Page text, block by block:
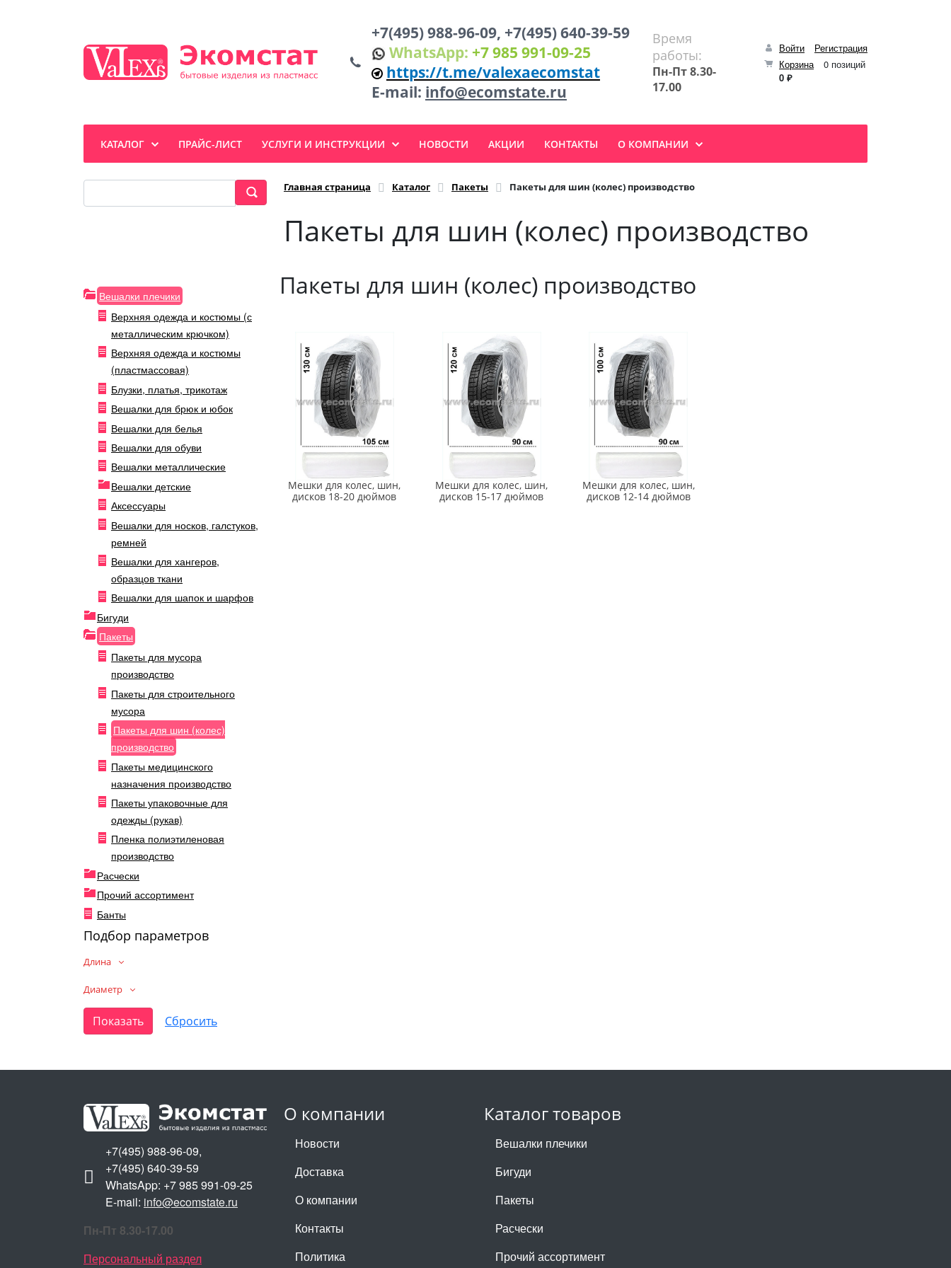
Войти
Регистрация
Корзина
0 позиций
0 ₽
+7(495) 988-96-09, +7(495) 640-39-59
WhatsApp: +7 985 991-09-25
https://t.me/valexaecomstat
E-mail: info@ecomstate.ru
Время
работы:
Пн-Пт 8.30-
17.00
КАТАЛОГ ПРАЙС-ЛИСТ УСЛУГИ И ИНСТРУКЦИИ НОВОСТИ АКЦИИ КОНТАКТЫ О КОМПАНИИ
Главная страница Каталог Пакеты Пакеты для шин (колес) производство
Пакеты для шин (колес) производство
Вешалки плечики
Верхняя одежда и костюмы (с
металлическим крючком)
Верхняя одежда и костюмы
(пластмассовая)
Блузки, платья, трикотаж
Вешалки для брюк и юбок
Вешалки для белья
Вешалки для обуви
Вешалки металлические
Вешалки детские
Аксессуары
Вешалки для носков, галстуков,
ремней
Вешалки для хангеров,
образцов ткани
Вешалки для шапок и шарфов
Бигуди
Пакеты
Пакеты для мусора
производство
Пакеты для строительного
мусора
Пакеты для шин (колес)
производство
Пакеты медицинского
назначения производство
Пакеты упаковочные для
одежды (рукав)
Пленка полиэтиленовая
производство
Расчески
Прочий ассортимент
Банты
Подбор параметров
Длина
Диаметр
Пакеты для шин (колес) производство
Мешки для колес, шин,
дисков 18-20 дюймов
Мешки для колес, шин,
дисков 15-17 дюймов
Мешки для колес, шин,
дисков 12-14 дюймов
О компании
Новости
Доставка
О компании
Контакты
Политика
Каталог товаров
Вешалки плечики
Бигуди
Пакеты
Расчески
Прочий ассортимент
+7(495) 988-96-09,
+7(495) 640-39-59
WhatsApp: +7 985 991-09-25
E-mail: info@ecomstate.ru
Пн-Пт 8.30-17.00
Персональный раздел